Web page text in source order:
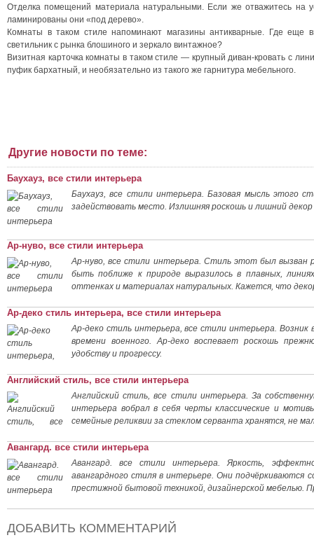
Отделка помещений материала натуральными. Если же отважитесь на
ламинированы они «под дерево».
Комнаты в таком стиле напоминают магазины антикварные. Где еще
светильник с рынка блошиного и зеркало винтажное?
Визитная карточка комнаты в таком стиле — крупный диван-кровать с
пуфик бархатный, и необязательно из такого же гарнитура мебельного.
Другие новости по теме:
Баухауз, все стили интерьера
Баухауз, все стили интерьера. Базовая мысль этого
задействовать место. Излишняя роскошь и лишний декор
Ар-нуво, все стили интерьера
Ар-нуво, все стили интерьера. Стиль этот был
быть поближе к природе выразилось в плавных,
оттенках и материалах натуральных. Кажется, что
Ар-деко стиль интерьера, все стили интерьера
Ар-деко стиль интерьера, все стили интерьера.
времени военного. Ар-деко воспевает роскошь
удобству и прогрессу.
Английский стиль, все стили интерьера
Английский стиль, все стили интерьера. За
интерьера вобрал в себя черты классические и
семейные реликвии за стеклом серванта хранятся, не
Авангард. все стили интерьера
Авангард. все стили интерьера. Яркость,
авангардного стиля в интерьере. Они подчёркиваются
престижной бытовой техникой, дизайнерской
ДОБАВИТЬ КОММЕНТАРИЙ